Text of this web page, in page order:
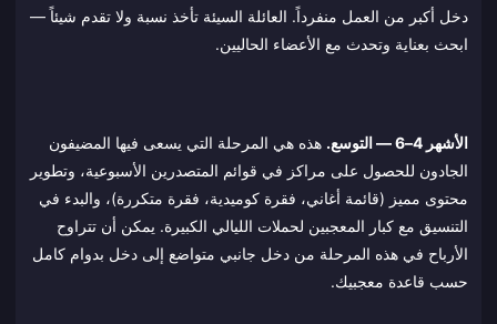
دخل أكبر من العمل منفرداً. العائلة السيئة تأخذ نسبة ولا تقدم شيئاً —
ابحث بعناية وتحدث مع الأعضاء الحاليين.
الأشهر 4–6 — التوسع.
هذه هي المرحلة التي يسعى فيها المضيفون
الجادون للحصول على مراكز في قوائم المتصدرين الأسبوعية، وتطوير
محتوى مميز (قائمة أغاني، فقرة كوميدية، فقرة متكررة)، والبدء في
التنسيق مع كبار المعجبين لحملات الليالي الكبيرة. يمكن أن تتراوح
الأرباح في هذه المرحلة من دخل جانبي متواضع إلى دخل بدوام كامل
حسب قاعدة معجبيك.